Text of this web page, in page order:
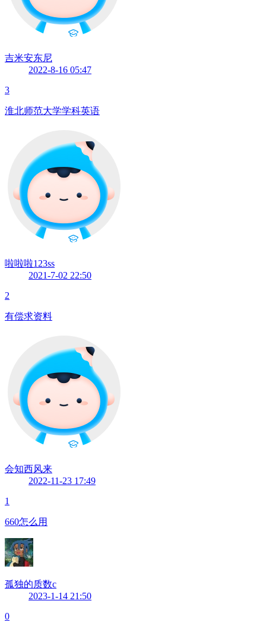
吉米安东尼
2022-8-16 05:47
3
淮北师范大学学科英语
啦啦啦123ss
2021-7-02 22:50
2
有偿求资料
会知西风来
2022-11-23 17:49
1
660怎么用
孤独的质数c
2023-1-14 21:50
0